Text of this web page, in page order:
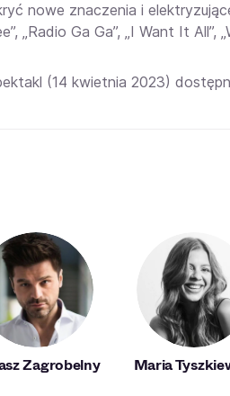
nowe znaczenia i
„Radio Ga Ga”, „I Want It
(14 kwietnia 2023)
Zagrobelny Maria